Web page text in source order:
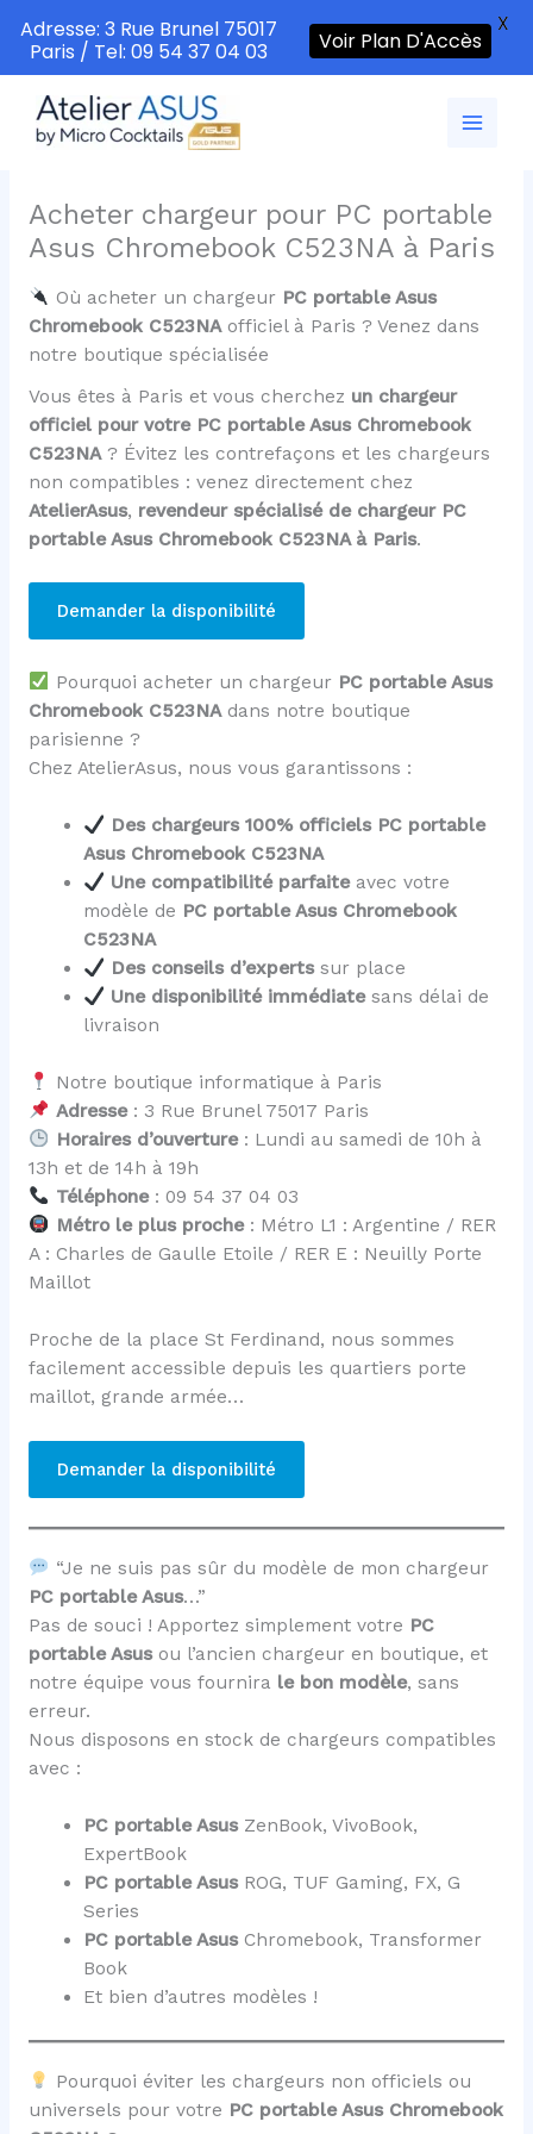
contenu
Acheter chargeur pour PC portable
Asus Chromebook C523NA à Paris
Où acheter un chargeur PC portable Asus
Chromebook C523NAofficiel à Paris ? Venez dans
notre boutique spécialisée
Vous êtes à Paris et vous cherchez un chargeur
officiel pour votre PC portable Asus Chromebook
C523NA? Évitez les contrefaçons et les chargeurs
non compatibles : venez directement chez
AtelierAsus, revendeur spécialisé de chargeur PC
portable Asus Chromebook C523NA à Paris.
Demander la disponibilité
Pourquoi acheter un chargeur PC portable Asus
Chromebook C523NAdans notre boutique
parisienne ?
Chez AtelierAsus, nous vous garantissons :
Des chargeurs 100% officiels PC portable
Asus Chromebook C523NA
Une compatibilité parfaiteavec votre
modèle de PC portable Asus Chromebook
C523NA
Des conseils d’expertssur place
Une disponibilité immédiatesans délai de
livraison
Notre boutique informatique à Paris
Adresse: 3 Rue Brunel 75017 Paris
Horaires d’ouverture: Lundi au samedi de 10h à
13h et de 14h à 19h
Téléphone: 09 54 37 04 03
Métro le plus proche: Métro L1 : Argentine / RER
A : Charles de Gaulle Etoile / RER E : Neuilly Porte
Maillot
Proche de la place St Ferdinand, nous sommes
facilement accessible depuis les quartiers porte
maillot, grande armée…
Demander la disponibilité
“Je ne suis pas sûr du modèle de mon chargeur
PC portable Asus…”
Pas de souci ! Apportez simplement votre PC
portable Asus ou l’ancien chargeur en boutique, et
notre équipe vous fournira le bon modèle, sans
erreur.
Nous disposons en stock de chargeurs compatibles
avec :
PC portable Asus ZenBook, VivoBook,
ExpertBook
PC portable Asus ROG, TUF Gaming, FX, G
Series
PC portable Asus Chromebook, Transformer
Book
Et bien d’autres modèles !
Pourquoi éviter les chargeurs non officiels ou
universels pour votre PC portable Asus Chromebook
Adresse: 3 Rue Brunel 75017
Paris / Tel: 09 54 37 04 03
Voir Plan D'Accès
X